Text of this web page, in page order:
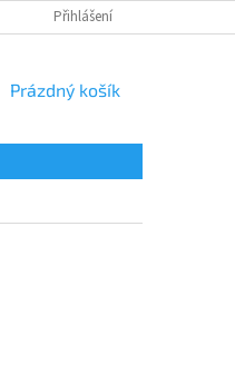
Přihlášení
NÁKUPNÍ
Prázdný košík